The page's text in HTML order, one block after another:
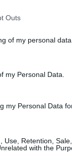
Outs
of my personal data.
my Personal Data.
my Personal Data
Use, Retention,
with the
épülete a